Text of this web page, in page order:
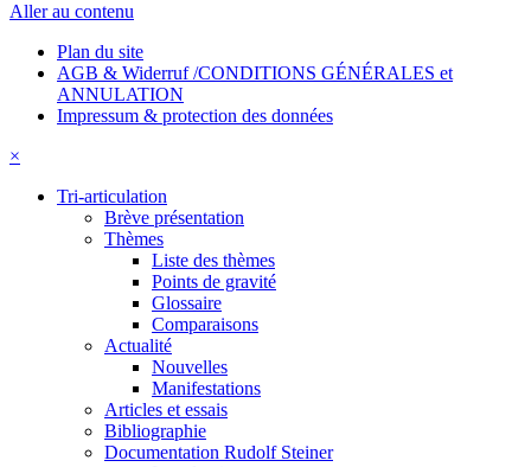
Aller au contenu
Plan du site
AGB & Widerruf /CONDITIONS GÉNÉRALES et
ANNULATION
Impressum & protection des données
×
Tri-articulation
Brève présentation
Thèmes
Liste des thèmes
Points de gravité
Glossaire
Comparaisons
Actualité
Nouvelles
Manifestations
Articles et essais
Bibliographie
Documentation Rudolf Steiner